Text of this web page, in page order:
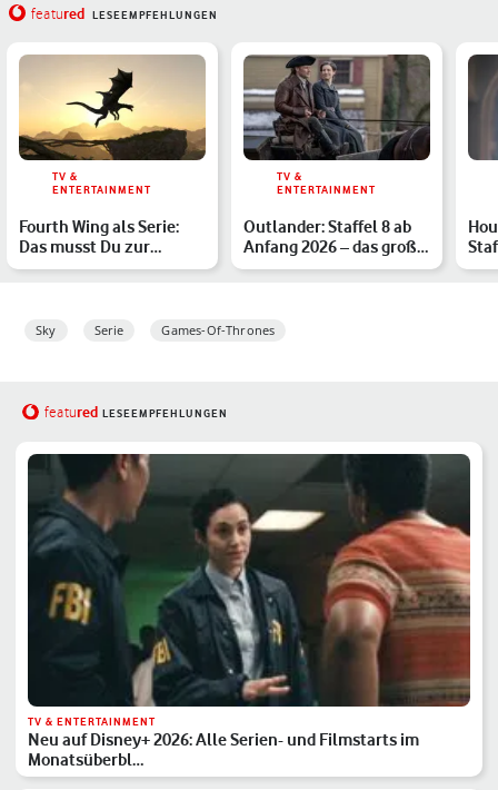
featured LESEEMPFEHLUNGEN
TV &
ENTERTAINMENT
Fourth Wing als Serie:
Das musst Du zur
Buchverfilmung wissen
TV &
ENTERTAINMENT
Outlander: Staffel 8 ab
Anfang 2026 – das große
Finale im Überbli…
Sky Serie Games-Of-Thrones
featured LESEEMPFEHLUNGEN
TV & ENTERTAINMENT
Neu auf Disney+ 2026: Alle Serien- und Filmstarts im
Monatsüberbl…